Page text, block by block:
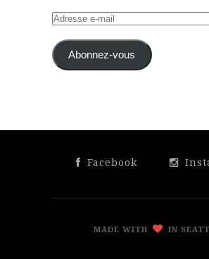
Adresse
mail Abonnez-vous
Facebook
MADE WITH IN